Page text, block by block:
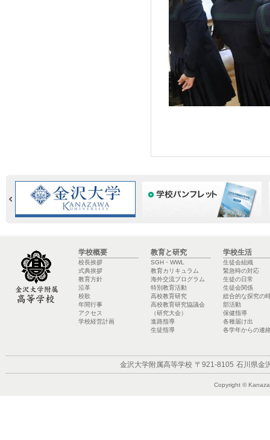
学校概要
校長挨拶
式典挨拶
教育方針
沿革
校歌
年間行事
アクセス
学校経営計画
教育と研究
SGH・WWL
教育カリキュラム
海外交流プログラム
特別教育活動
高校教育研究
高校教育研究協議会
（研究大会）
進路指導
生徒指導
学校生活
生徒会組織
緊急時の対応
生徒の日常
生徒会関係
総合的な探究の
部活動
保健指導
各種届け出
各学年からの連
金沢大学附属高等学校 〒921-8105 石川県金
Copyright ©